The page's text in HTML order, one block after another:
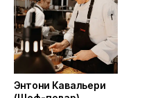
Энтони Кавальери